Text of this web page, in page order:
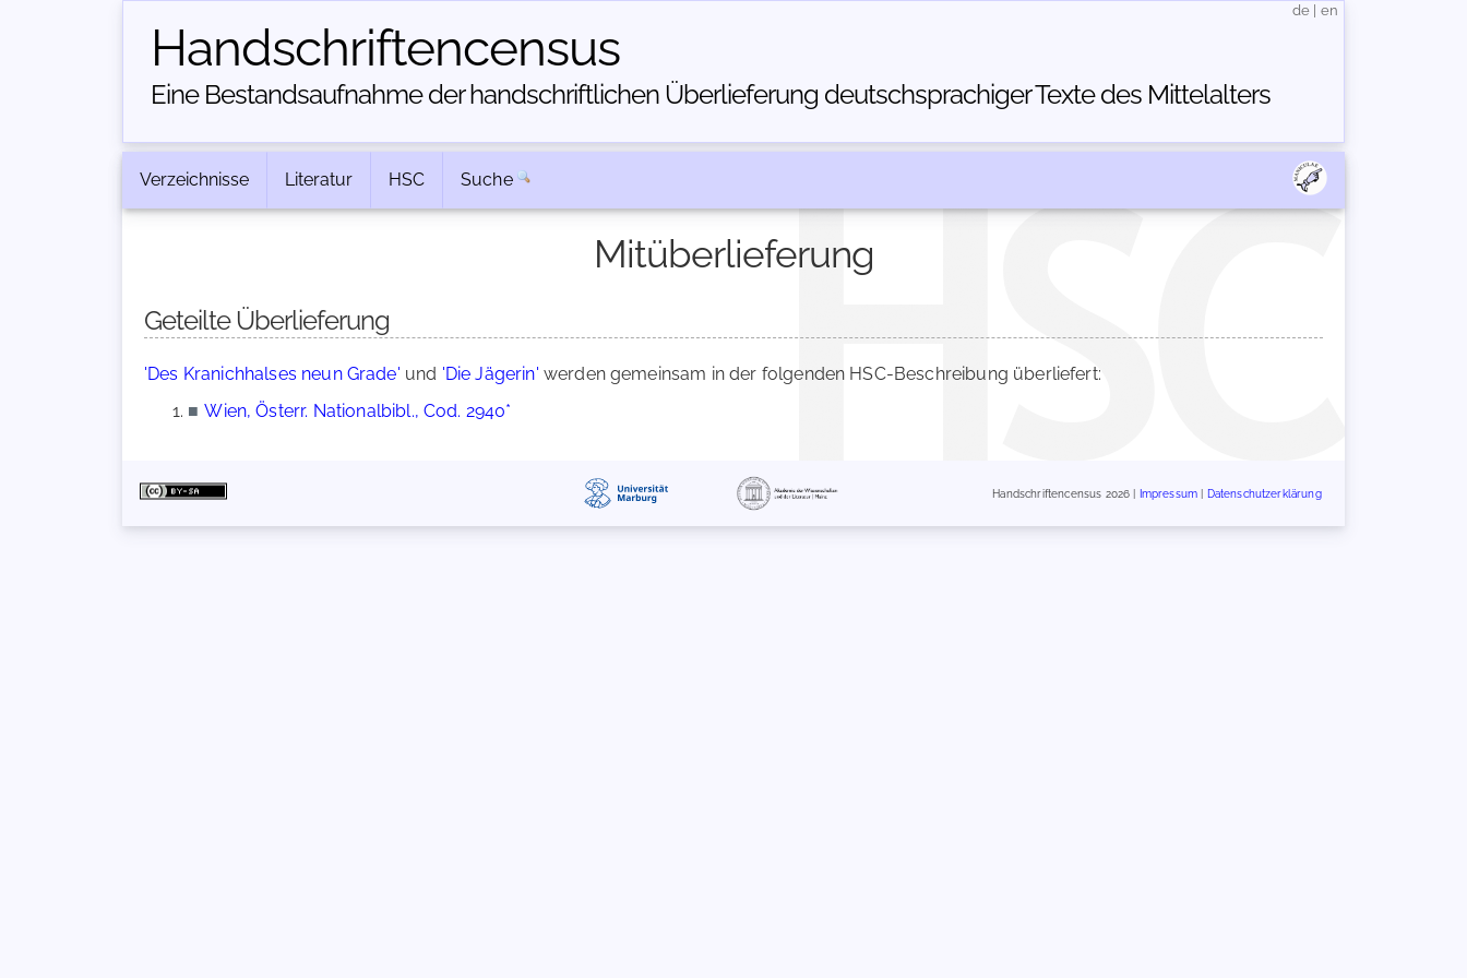
Handschriften­census
Eine Bestandsaufnahme der handschriftlichen Über­lieferung deutschsprachiger Texte des Mittelalters
de en
Verzeichnisse Literatur HSC Suche
Mitüberlieferung
Geteilte Überlieferung
'Des Kranichhalses neun Grade' und 'Die Jägerin' werden gemeinsam in der folgenden HSC-Beschreibung überliefert:
■ Wien, Österr. Nationalbibl., Cod. 2940*
Handschriftencensus 2026 | Impressum Datenschutzerklärung